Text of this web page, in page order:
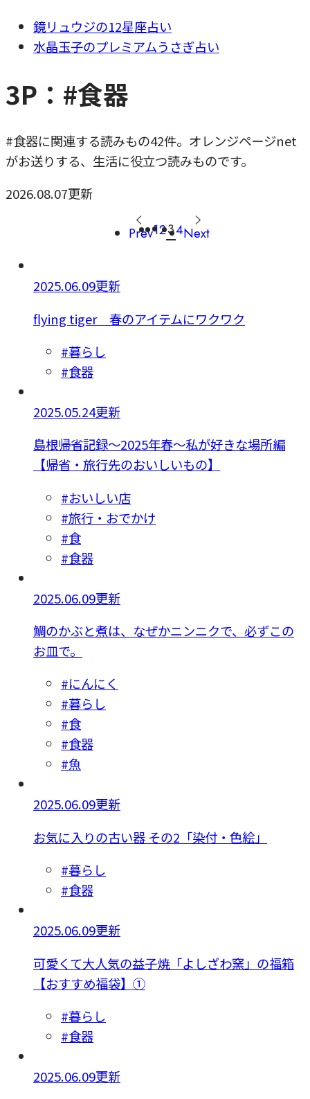
鏡リュウジの12星座占い
水晶玉子のプレミアムうさぎ占い
3P：#食器
#食器に関連する読みもの42件。オレンジページnet
がお送りする、生活に役立つ読みものです。
2026.08.07更新
Prev1234Next
2025.06.09更新
flying tiger 春のアイテムにワクワク
#暮らし
#食器
2025.05.24更新
島根帰省記録～2025年春～私が好きな場所編
【帰省・旅行先のおいしいもの】
#おいしい店
#旅行・おでかけ
#食
#食器
2025.06.09更新
鯛のかぶと煮は、なぜかニンニクで、必ずこの
お皿で。
#にんにく
#暮らし
#食
#食器
#魚
2025.06.09更新
お気に入りの古い器 その2「染付・色絵」
#暮らし
#食器
2025.06.09更新
可愛くて大人気の益子焼「よしざわ窯」の福箱
【おすすめ福袋】①
#暮らし
#食器
2025.06.09更新